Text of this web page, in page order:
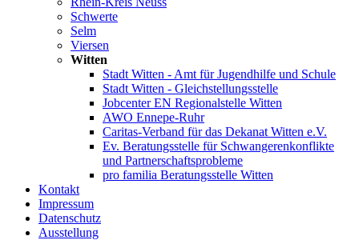
Schwerte
Selm
Viersen
Witten
Stadt Witten - Amt für Jugendhilfe und Schule
Stadt Witten - Gleichstellungsstelle
Jobcenter EN Regionalstelle Witten
AWO Ennepe-Ruhr
Caritas-Verband für das Dekanat Witten e.V.
Ev. Beratungsstelle für Schwangerenkonflikte
und Partnerschaftsprobleme
pro familia Beratungsstelle Witten
Kontakt
Impressum
Datenschutz
Ausstellung